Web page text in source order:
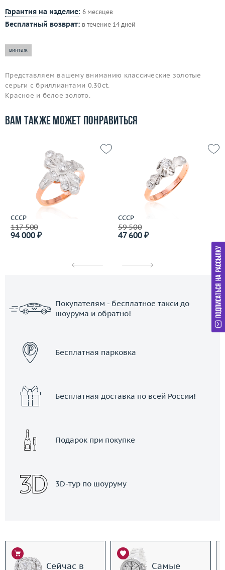
Гарантия на изделие: 6 месяцев
Бесплатный возврат: в течение 14 дней
винтаж
Представляем вашему вниманию классические золотые
серьги с бриллиантами 0.30ct.
Красное и белое золото.
Вам также может понравиться
СССР
117 500
94 000 ₽
СССР
59 500
47 600 ₽
Покупателям - бесплатное такси до
шоурума и обратно!
Бесплатная парковка
Бесплатная доставка по всей России!
Подарок при покупке
3D-тур по шоуруму
Сейчас в
Самые